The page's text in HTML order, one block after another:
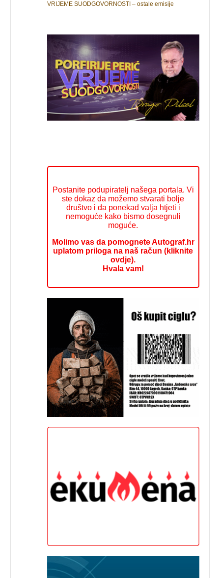
VRIJEME SUODGOVORNOSTI – ostale emisije
Postanite podupiratelj našega portala. Vi
ste dokaz da možemo stvarati bolje
društvo i da ponekad valja htjeti i
nemoguće kako bismo dosegnuli
moguće.
Molimo vas da pomognete Autograf.hr
uplatom priloga na naš račun (kliknite
ovdje).
Hvala vam!